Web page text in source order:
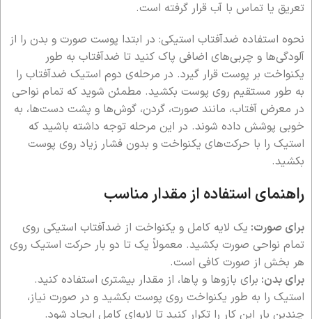
تعریق یا تماس با آب قرار گرفته است.
نحوه استفاده ضدآفتاب استیکی: در ابتدا پوست صورت و بدن را از
آلودگی‌ها و چربی‌های اضافی پاک کنید تا ضدآفتاب به طور
یکنواخت بر پوست قرار گیرد. در مرحله‌ی دوم استیک ضدآفتاب را
به طور مستقیم روی پوست بکشید. مطمئن شوید که تمام نواحی
در معرض آفتاب، مانند صورت، گردن، گوش‌ها و پشت دست‌ها، به
خوبی پوشش داده شوند. در این مرحله توجه داشته باشید که
استیک را با حرکت‌های یکنواخت و بدون فشار زیاد روی پوست
بکشید.
راهنمای استفاده از مقدار مناسب
برای صورت: یک لایه کامل و یکنواخت از ضدآفتاب استیکی روی
تمام نواحی صورت بکشید. معمولاً یک تا دو بار حرکت استیک روی
هر بخش از صورت کافی است.
برای بدن: برای بازوها و پاها، از مقدار بیشتری استفاده کنید.
استیک را به طور یکنواخت روی پوست بکشید و در صورت نیاز،
چندین بار این کار را تکرار کنید تا لایه‌ای کامل ایجاد شود.